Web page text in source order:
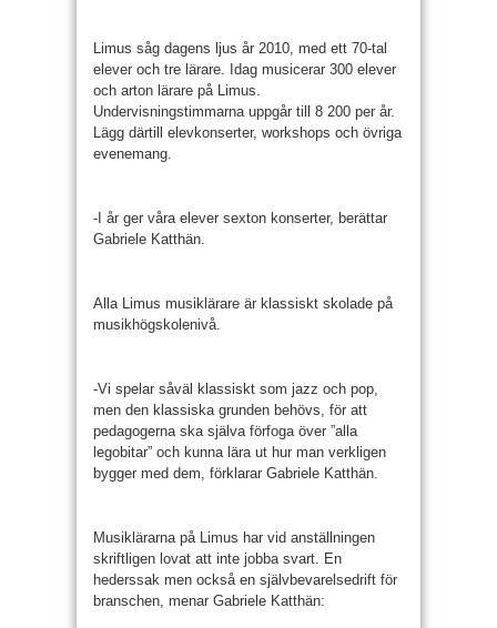
Limus såg dagens ljus år 2010, med ett 70-tal
elever och tre lärare. Idag musicerar 300 elever
och arton lärare på Limus.
Undervisningstimmarna uppgår till 8 200 per år.
Lägg därtill elevkonserter, workshops och övriga
evenemang.
-I år ger våra elever sexton konserter, berättar
Gabriele Katthän.
Alla Limus musiklärare är klassiskt skolade på
musikhögskolenivå.
-Vi spelar såväl klassiskt som jazz och pop,
men den klassiska grunden behövs, för att
pedagogerna ska själva förfoga över ”alla
legobitar” och kunna lära ut hur man verkligen
bygger med dem, förklarar Gabriele Katthän.
Musiklärarna på Limus har vid anställningen
skriftligen lovat att inte jobba svart. En
hederssak men också en självbevarelsedrift för
branschen, menar Gabriele Katthän: